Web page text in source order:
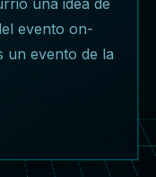
evento on-
un evento de la